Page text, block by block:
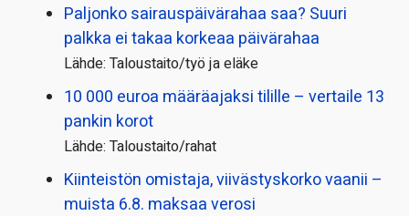
Paljonko sairauspäivä­rahaa saa? Suuri
palkka ei takaa korkeaa päivärahaa
Lähde: Taloustaito/työ ja eläke
10 000 euroa määräajaksi tilille – vertaile 13
pankin korot
Lähde: Taloustaito/rahat
Kiinteistön omistaja, viivästyskorko vaanii –
muista 6.8. maksaa verosi